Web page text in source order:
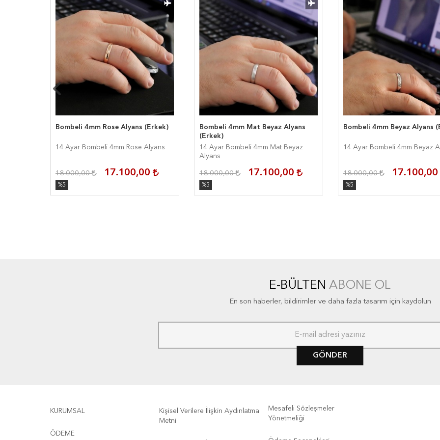
Bombeli 4mm Rose Alyans (Erkek)
14 Ayar Bombeli 4mm Rose Alyans
18.000,00 17.100,00
%5
Bombeli 4mm Mat Beyaz Alyans
(Erkek)
14 Ayar Bombeli 4mm Mat Beyaz
Alyans
18.000,00 17.100,00
%5
Bombeli 4mm Beyaz Alyans
14 Ayar Bombeli 4mm Beyaz
18.000,00 17.100,00
%5
E-BÜLTEN ABONE OL
En son haberler, bildirimler ve daha fazla tasarım için kaydolun
GÖNDER
KURUMSAL
ÖDEME
Kişisel Verilere İlişkin Aydınlatma
Metni
Mesafeli Sözleşmeler
Yönetmeliği